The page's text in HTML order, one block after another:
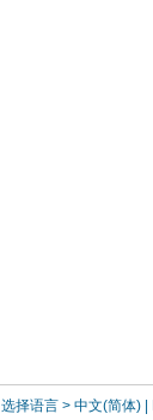
选择语言 > 中文(简体)